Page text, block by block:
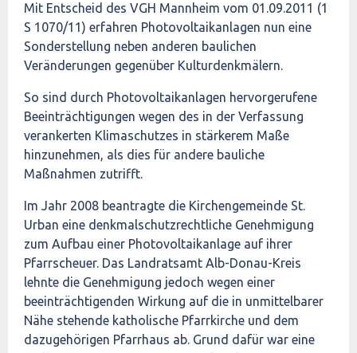
Mit Entscheid des VGH Mannheim vom 01.09.2011 (1
S 1070/11) erfahren Photovoltaikanlagen nun eine
Sonderstellung neben anderen baulichen
Veränderungen gegenüber Kulturdenkmälern.
So sind durch Photovoltaikanlagen hervorgerufene
Beeinträchtigungen wegen des in der Verfassung
verankerten Klimaschutzes in stärkerem Maße
hinzunehmen, als dies für andere bauliche
Maßnahmen zutrifft.
Im Jahr 2008 beantragte die Kirchengemeinde St.
Urban eine denkmalschutzrechtliche Genehmigung
zum Aufbau einer Photovoltaikanlage auf ihrer
Pfarrscheuer. Das Landratsamt Alb-Donau-Kreis
lehnte die Genehmigung jedoch wegen einer
beeinträchtigenden Wirkung auf die in unmittelbarer
Nähe stehende katholische Pfarrkirche und dem
dazugehörigen Pfarrhaus ab. Grund dafür war eine